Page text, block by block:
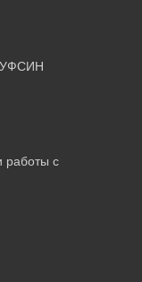
УФСИН
работы с